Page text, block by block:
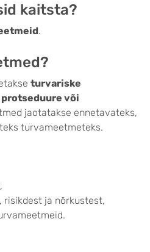
kaitsta?
.
turvariske
või
jaotatakse ennetavateks,
turvameetmeteks.
risikdest ja nõrkustest,